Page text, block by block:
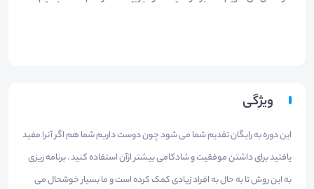
ویژگی
این دوره به رایگان تقدیم شما می شود چون دوست داریم شما هم اگر آنرا مفید
یافتید برای داشتن موفقیت و شادکامی بیشتر ازآن استفاده کنید . برنامه ریزی
به این روش تا به حال به افراد زیادی کمک کرده است و ما بسیار خوشحال می